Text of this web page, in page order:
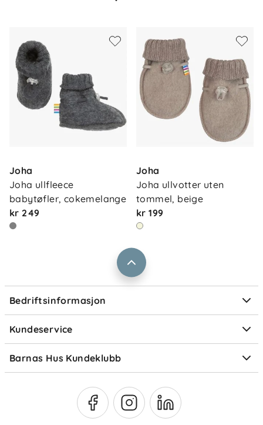
Joha
Joha ullfleece
babytøfler, cokemelange
kr 249
Joha
Joha ullvotter uten
tommel, beige
kr 199
Bedriftsinformasjon
Våre butikker
Vårt samfunnsansvar
Jobbe i Barnas Hus
Størrelsesguider
Kundeservice
Frakt og levering
Retur og reklamasjon
Ofte stilte spørsmål
Om Klarna
Barnas Hus Kundeklubb
Medlemsvilkår